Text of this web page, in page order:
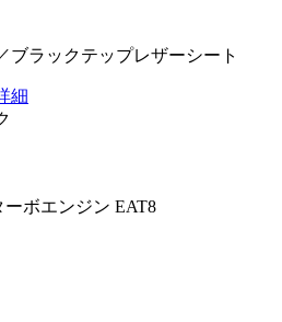
ブラックテップレザーシート
細
ボエンジン EAT8